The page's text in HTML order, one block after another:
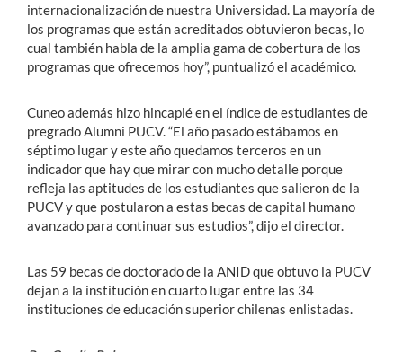
internacionalización de nuestra Universidad. La mayoría de
los programas que están acreditados obtuvieron becas, lo
cual también habla de la amplia gama de cobertura de los
programas que ofrecemos hoy”, puntualizó el académico.
Cuneo además hizo hincapié en el índice de estudiantes de
pregrado Alumni PUCV. “El año pasado estábamos en
séptimo lugar y este año quedamos terceros en un
indicador que hay que mirar con mucho detalle porque
refleja las aptitudes de los estudiantes que salieron de la
PUCV y que postularon a estas becas de capital humano
avanzado para continuar sus estudios”, dijo el director.
Las 59 becas de doctorado de la ANID que obtuvo la PUCV
dejan a la institución en cuarto lugar entre las 34
instituciones de educación superior chilenas enlistadas.